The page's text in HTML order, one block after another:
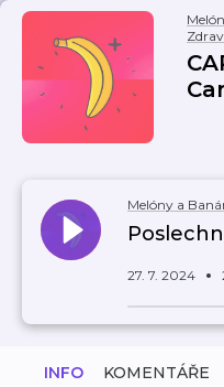
Melóny a
27. 7. 2024
INFO KOMENTÁŘE